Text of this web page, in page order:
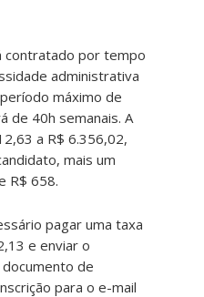
contratado por tempo
administrativa
máximo de
de 40h semanais. A
a R$ 6.356,02,
mais um
R$ 658.
pagar uma taxa
e enviar o
de
para o e-mail